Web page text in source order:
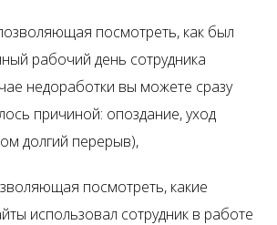
позволяющая посмотреть, как был
рабочий день сотрудника
недоработки вы можете сразу
причиной: опоздание, уход
долгий перерыв),
посмотреть, какие
использовал сотрудник в работе